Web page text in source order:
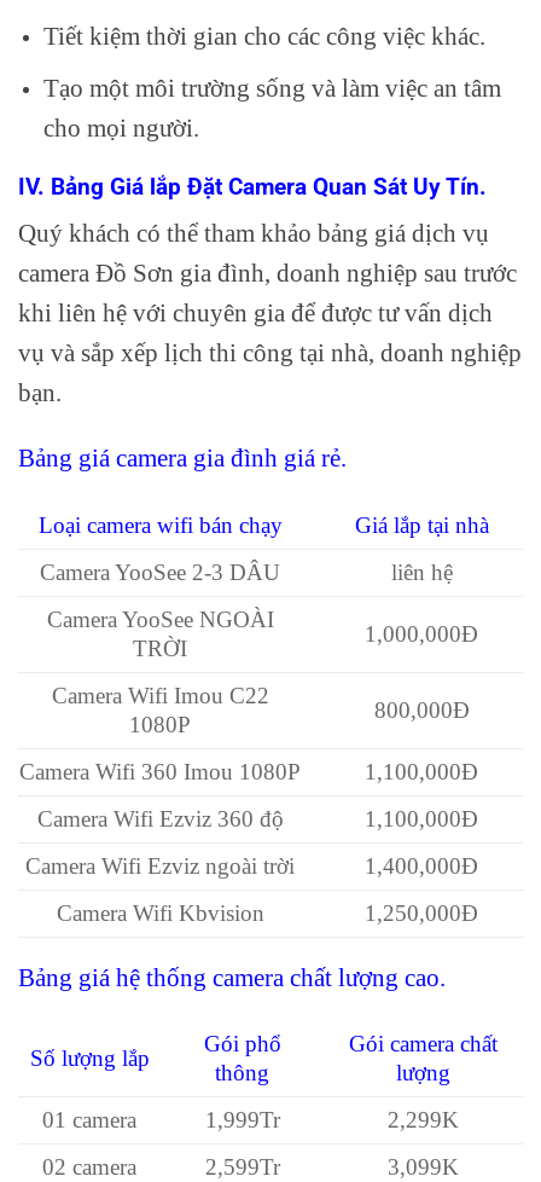
Tiết kiệm thời gian cho các công việc khác.
Tạo một môi trường sống và làm việc an tâm
cho mọi người.
IV. Bảng Giá lắp Đặt Camera Quan Sát Uy Tín.
Quý khách có thể tham khảo bảng giá dịch vụ
camera Đồ Sơn gia đình, doanh nghiệp sau trước
khi liên hệ với chuyên gia để được tư vấn dịch
vụ và sắp xếp lịch thi công tại nhà, doanh nghiệp
bạn.
Bảng giá camera gia đình giá rẻ.
Loại camera wifi bán chạy
Giá lắp tại nhà
Camera YooSee 2-3 DÂU
liên hệ
Camera YooSee NGOÀI
TRỜI
1,000,000Đ
Camera Wifi Imou C22
1080P
800,000Đ
Camera Wifi 360 Imou 1080P
1,100,000Đ
Camera Wifi Ezviz 360 độ
1,100,000Đ
Camera Wifi Ezviz ngoài trời
1,400,000Đ
Camera Wifi Kbvision
1,250,000Đ
Bảng giá hệ thống camera chất lượng cao.
Số lượng lắp
Gói phổ
thông
Gói camera chất
lượng
01 camera
1,999Tr
2,299K
02 camera
2,599Tr
3,099K